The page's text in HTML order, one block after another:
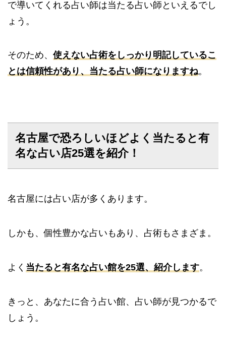
で導いてくれる占い師は当たる占い師といえるでし
ょう。
そのため、 使えない占術をしっかり明記しているこ
とは信頼性があり、当たる占い師になりますね。
名古屋で恐ろしいほどよく当たると有
名な占い店25選を紹介！
名古屋には占い店が多くあります。
しかも、個性豊かな占いもあり、占術もさまざま。
よく 当たると有名な占い館を25選、紹介します。
きっと、あなたに合う占い館、占い師が見つかるで
しょう。